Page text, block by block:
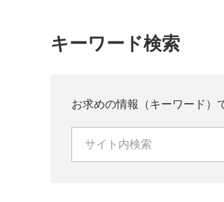
キーワード検索
お求めの情報（キーワード）